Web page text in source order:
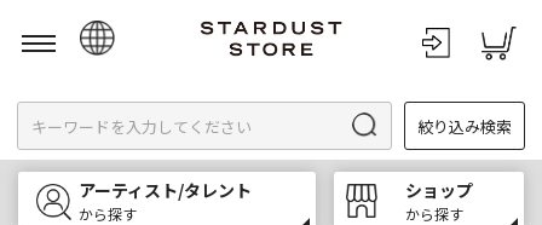
English
한국어
中文
絞り込み検索
アーティスト/タレント
から探す
ショップ
から探す